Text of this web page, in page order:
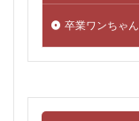
卒業ワンちゃん